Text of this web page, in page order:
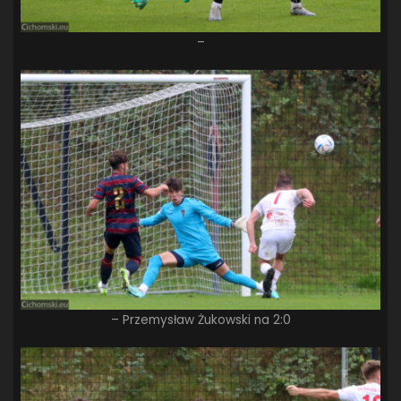
–
– Przemysław Żukowski na 2:0